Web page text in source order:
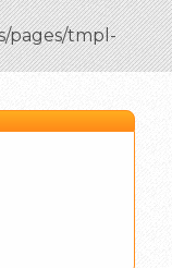
pages/tmpl-